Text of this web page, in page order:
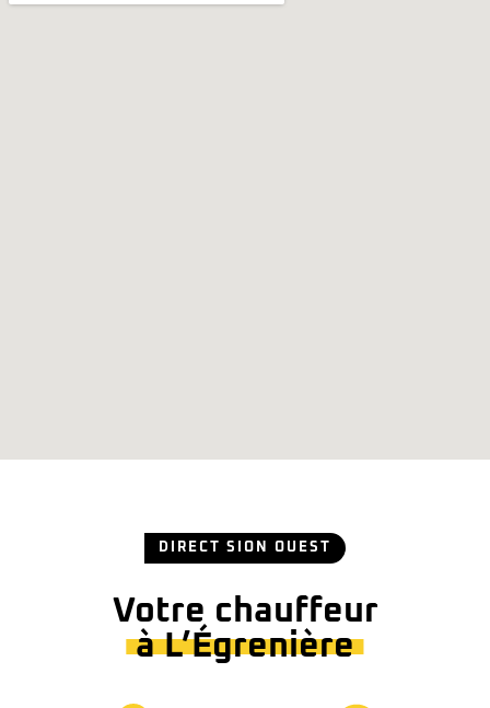
DIRECT SION OUEST
Votre chauffeur
à L’Égrenière